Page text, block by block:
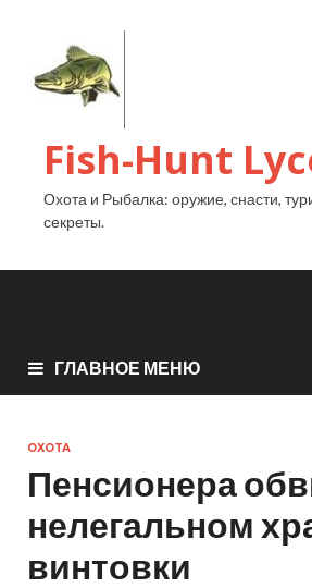
Fish-Hunt
Охота и Рыбалка: оружие, снасти,
секреты.
ГЛАВНОЕ МЕНЮ
ОХОТА
Пенсионера
нелегальном
винтовки